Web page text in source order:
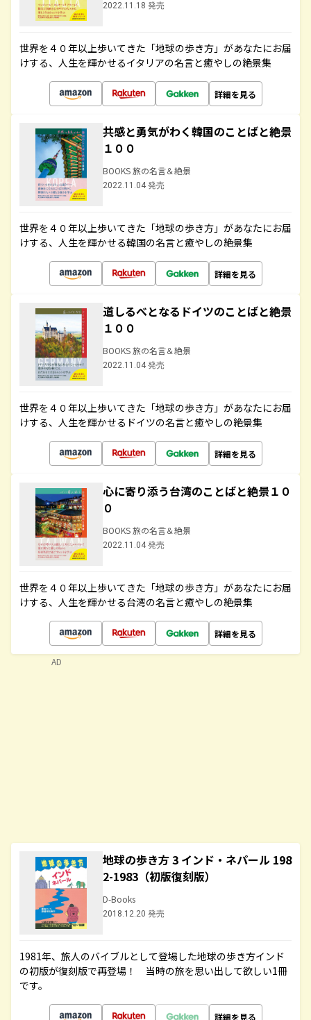
2022.11.18 発売
世界を４０年以上歩いてきた「地球の歩き方」があなたにお届
けする、人生を輝かせるイタリアの名言と癒やしの絶景集
詳細を見る
共感と勇気がわく韓国のことばと絶景
１００
BOOKS 旅の名言＆絶景
2022.11.04 発売
世界を４０年以上歩いてきた「地球の歩き方」があなたにお届
けする、人生を輝かせる韓国の名言と癒やしの絶景集
詳細を見る
道しるべとなるドイツのことばと絶景
１００
BOOKS 旅の名言＆絶景
2022.11.04 発売
世界を４０年以上歩いてきた「地球の歩き方」があなたにお届
けする、人生を輝かせるドイツの名言と癒やしの絶景集
詳細を見る
心に寄り添う台湾のことばと絶景１０
０
BOOKS 旅の名言＆絶景
2022.11.04 発売
世界を４０年以上歩いてきた「地球の歩き方」があなたにお届
けする、人生を輝かせる台湾の名言と癒やしの絶景集
詳細を見る
地球の歩き方 3 インド・ネパール 198
2-1983（初版復刻版）
D-Books
2018.12.20 発売
1981年、旅人のバイブルとして登場した地球の歩き方インド
の初版が復刻版で再登場！ 当時の旅を思い出して欲しい1冊
です。
詳細を見る
AD